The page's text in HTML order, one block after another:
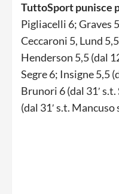
TuttoSport punisce
Pigliacelli 6; Graves
Ceccaroni 5, Lund
Henderson 5,5 (dal
Segre 6; Insigne 5,5
Brunori 6 (dal 31′
(dal 31′ s.t. Mancuso